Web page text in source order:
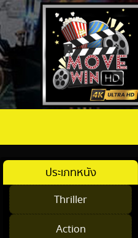
ประเภทหนัง
Thriller
Action